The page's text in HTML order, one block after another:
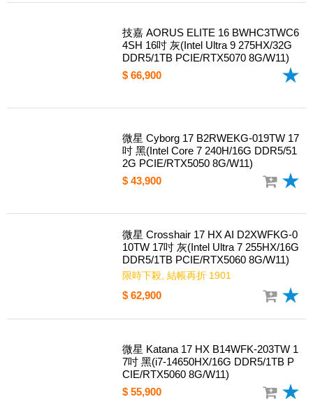
技嘉 AORUS ELITE 16 BWHC3TWC6
4SH 16吋 灰(Intel Ultra 9 275HX/32G
DDR5/1TB PCIE/RTX5070 8G/W11)
$ 66,900
微星 Cyborg 17 B2RWEKG-019TW 17
吋 黑(Intel Core 7 240H/16G DDR5/51
2G PCIE/RTX5050 8G/W11)
$ 43,900
微星 Crosshair 17 HX AI D2XWFKG-0
10TW 17吋 灰(Intel Ultra 7 255HX/16G
DDR5/1TB PCIE/RTX5060 8G/W11)
限時下殺, 結帳再折 1901
$ 62,900
微星 Katana 17 HX B14WFK-203TW 1
7吋 黑(i7-14650HX/16G DDR5/1TB P
CIE/RTX5060 8G/W11)
$ 55,900